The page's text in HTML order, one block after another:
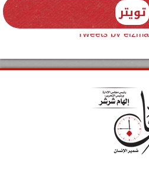
تويتر
Tweets by